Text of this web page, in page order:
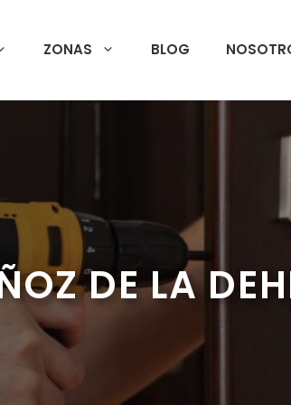
ZONAS BLOG
DE LA